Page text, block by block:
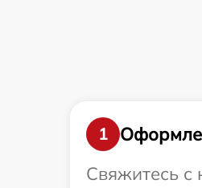
1
Свяжитесь с